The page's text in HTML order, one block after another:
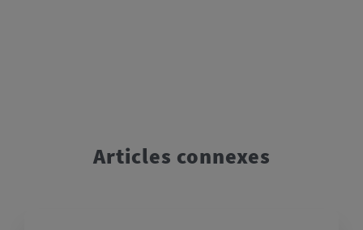
Articles connexes